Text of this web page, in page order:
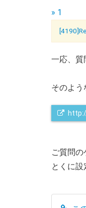
» 1
一応、質
そのよう
ご質問
とくに